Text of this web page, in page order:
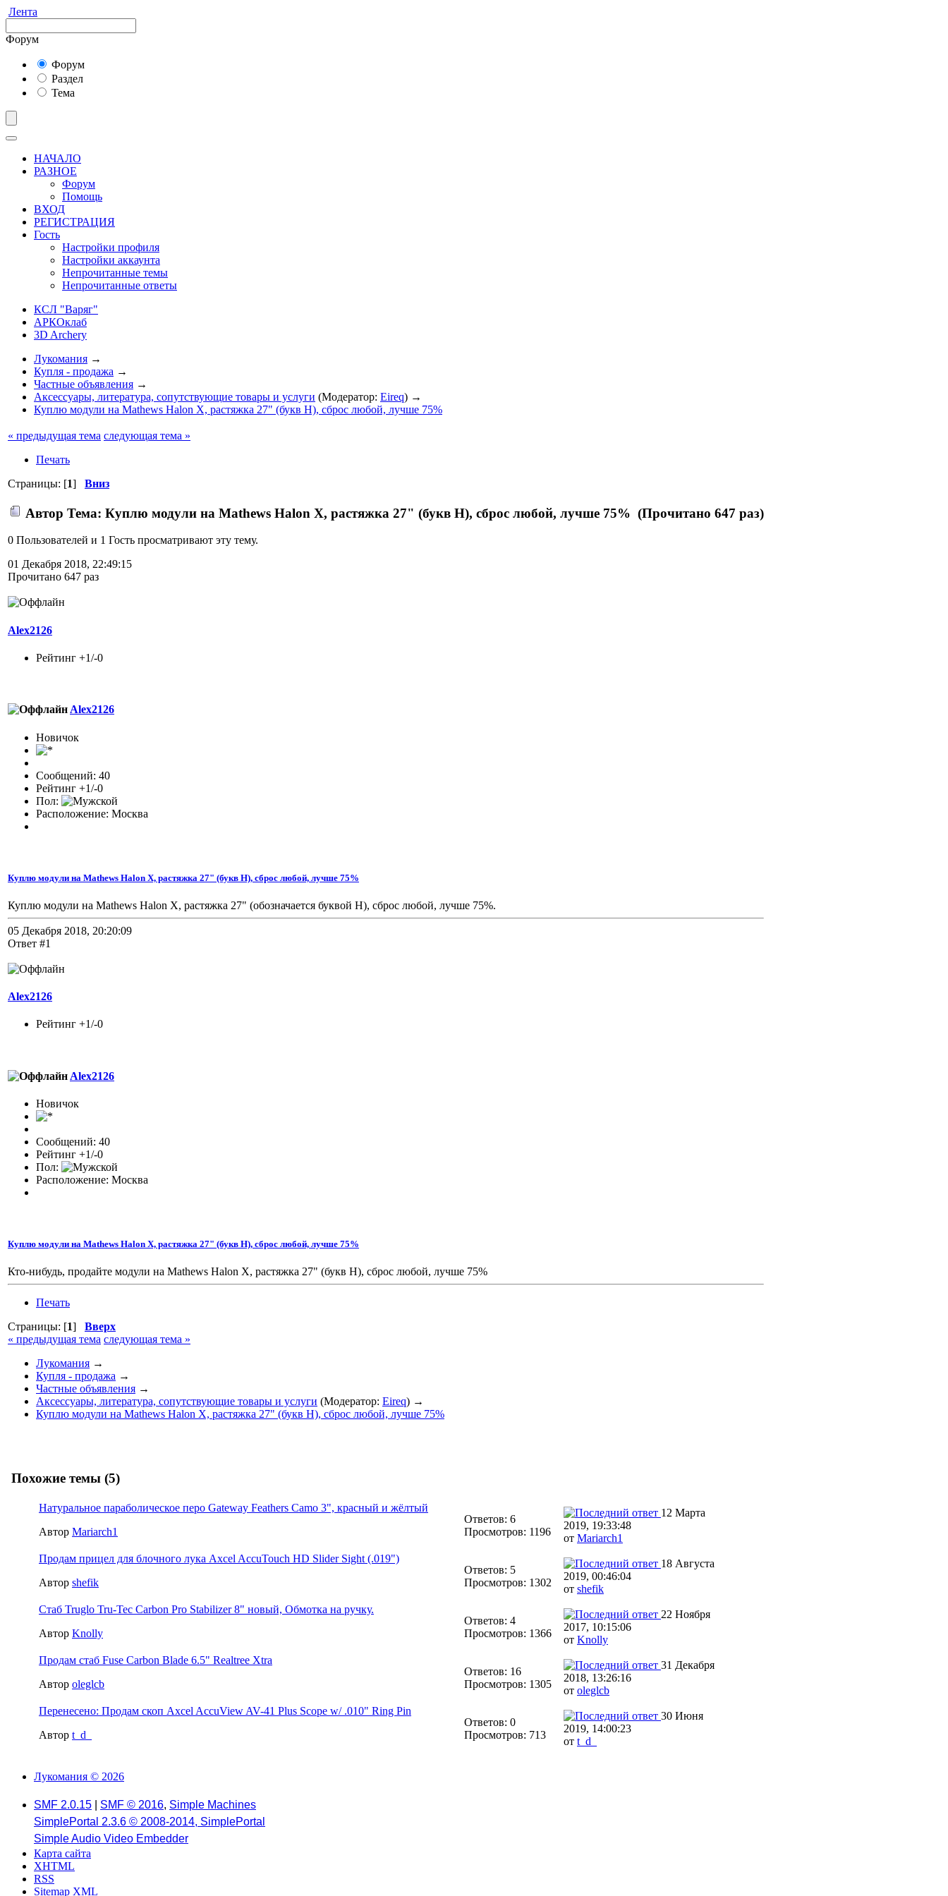
Лента
Форум
Форум
Раздел
Тема
НАЧАЛО
РАЗНОЕ
Форум
Помощь
ВХОД
РЕГИСТРАЦИЯ
Гость
Настройки профиля
Настройки аккаунта
Непрочитанные темы
Непрочитанные ответы
КСЛ "Варяг"
АРКОклаб
3D Archery
Лукомания →
Купля - продажа →
Частные объявления →
Аксессуары, литература, сопутствующие товары и услуги (Модератор: Eireq) →
Куплю модули на Mathews Halon X, растяжка 27" (букв H), сброс любой, лучше 75%
« предыдущая тема следующая тема »
Печать
Страницы: [1] Вниз
Автор Тема: Куплю модули на Mathews Halon X, растяжка 27" (букв H), сброс любой, лучше 75% (Прочитано 647 раз)
0 Пользователей и 1 Гость просматривают эту тему.
01 Декабря 2018, 22:49:15
Прочитано 647 раз
Alex2126
Рейтинг +1/-0
Alex2126
Новичок
Сообщений: 40
Рейтинг +1/-0
Пол:
Расположение: Москва
Куплю модули на Mathews Halon X, растяжка 27" (букв H), сброс любой, лучше 75%
Куплю модули на Mathews Halon X, растяжка 27" (обозначается буквой H), сброс любой, лучше 75%.
05 Декабря 2018, 20:20:09
Ответ #1
Alex2126
Рейтинг +1/-0
Alex2126
Новичок
Сообщений: 40
Рейтинг +1/-0
Пол:
Расположение: Москва
Куплю модули на Mathews Halon X, растяжка 27" (букв H), сброс любой, лучше 75%
Кто-нибудь, продайте модули на Mathews Halon X, растяжка 27" (букв H), сброс любой, лучше 75%
Печать
Страницы: [1] Вверх
« предыдущая тема следующая тема »
Лукомания →
Купля - продажа →
Частные объявления →
Аксессуары, литература, сопутствующие товары и услуги (Модератор: Eireq) →
Куплю модули на Mathews Halon X, растяжка 27" (букв H), сброс любой, лучше 75%
Похожие темы (5)
Натуральное параболическое перо Gateway Feathers Camo 3", красный и жёлтый
Автор Mariarch1
Ответов: 6
Просмотров: 1196
12 Марта
2019, 19:33:48
от Mariarch1
Продам прицел для блочного лука Axcel AccuTouch HD Slider Sight (.019")
Автор shefik
Ответов: 5
Просмотров: 1302
18 Августа
2019, 00:46:04
от shefik
Стаб Truglo Tru-Tec Carbon Pro Stabilizer 8" новый, Обмотка на ручку.
Автор Knolly
Ответов: 4
Просмотров: 1366
22 Ноября
2017, 10:15:06
от Knolly
Продам стаб Fuse Carbon Blade 6.5" Realtree Xtra
Автор oleglcb
Ответов: 16
Просмотров: 1305
31 Декабря
2018, 13:26:16
от oleglcb
Перенесено: Продам скоп Axcel AccuView AV-41 Plus Scope w/ .010" Ring Pin
Автор t_d_
Ответов: 0
Просмотров: 713
30 Июня
2019, 14:00:23
от t_d_
Лукомания © 2026
SMF 2.0.15 SMF © 2016, Simple Machines
SimplePortal 2.3.6 © 2008-2014, SimplePortal
Simple Audio Video Embedder
Карта сайта
XHTML
RSS
Sitemap XML